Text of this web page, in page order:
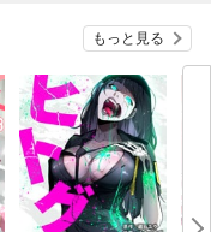
もっと見る